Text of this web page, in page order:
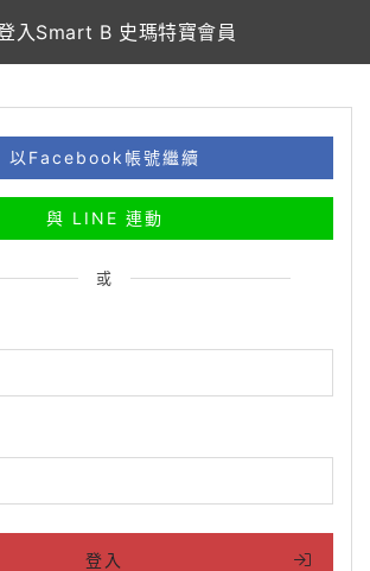
入Smart B 史瑪特寶會員
以Facebook帳號繼續
與 LINE 連動
或
登入